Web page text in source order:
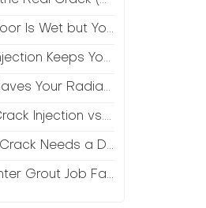
but Your Crack Is Dry
Your Retail Floors Looking Fresh
Floor from Moisture Damage
vs. Annual Patching—The Math
Grout Than Your Wide Gap
Failed (And How to Fix It)